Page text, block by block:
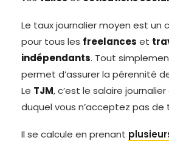
Le taux journalier moyen est un
pour tous les freelances et
indépendants. Tout
permet d’assurer la pérennité
Le TJM, c’est le salaire
duquel vous n’acceptez pas de
Il se calcule en prenant